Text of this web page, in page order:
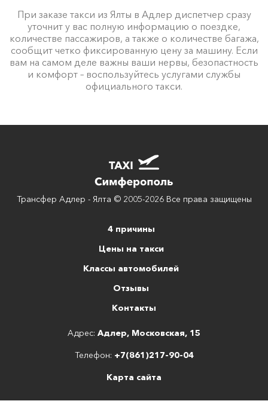
При заказе такси из Ялты в Адлер диспетчер сразу
уточнит у вас полную информацию о поездке,
количестве пассажиров, а также о количестве багажа,
сообщит четко фиксированную цену за машину. Если
вам на самом деле важны ваши нервы, безопастность
и комфорт – воспользуйтесь услугами службы
официального такси.
Трансфер Адлер - Ялта © 2005-2026 Все права защищены
4 причины
Цены на такси
Классы автомобилей
Отзывы
Контакты
Адрес: Адлер, Московская, 15
Телефон: +7(861)217-90-04
Карта сайта